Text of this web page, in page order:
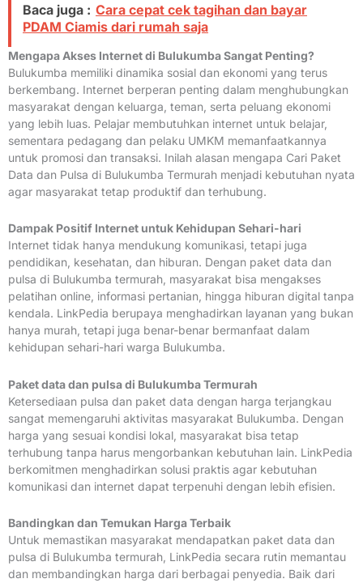
Baca juga : Cara cepat cek tagihan dan bayar
PDAM Ciamis dari rumah saja
Mengapa Akses Internet di Bulukumba Sangat Penting?
Bulukumba memiliki dinamika sosial dan ekonomi yang terus
berkembang. Internet berperan penting dalam menghubungkan
masyarakat dengan keluarga, teman, serta peluang ekonomi
yang lebih luas. Pelajar membutuhkan internet untuk belajar,
sementara pedagang dan pelaku UMKM memanfaatkannya
untuk promosi dan transaksi. Inilah alasan mengapa Cari Paket
Data dan Pulsa di Bulukumba Termurah menjadi kebutuhan nyata
agar masyarakat tetap produktif dan terhubung.
Dampak Positif Internet untuk Kehidupan Sehari-hari
Internet tidak hanya mendukung komunikasi, tetapi juga
pendidikan, kesehatan, dan hiburan. Dengan paket data dan
pulsa di Bulukumba termurah, masyarakat bisa mengakses
pelatihan online, informasi pertanian, hingga hiburan digital tanpa
kendala. LinkPedia berupaya menghadirkan layanan yang bukan
hanya murah, tetapi juga benar-benar bermanfaat dalam
kehidupan sehari-hari warga Bulukumba.
Paket data dan pulsa di Bulukumba Termurah
Ketersediaan pulsa dan paket data dengan harga terjangkau
sangat memengaruhi aktivitas masyarakat Bulukumba. Dengan
harga yang sesuai kondisi lokal, masyarakat bisa tetap
terhubung tanpa harus mengorbankan kebutuhan lain. LinkPedia
berkomitmen menghadirkan solusi praktis agar kebutuhan
komunikasi dan internet dapat terpenuhi dengan lebih efisien.
Bandingkan dan Temukan Harga Terbaik
Untuk memastikan masyarakat mendapatkan paket data dan
pulsa di Bulukumba termurah, LinkPedia secara rutin memantau
dan membandingkan harga dari berbagai penyedia. Baik dari